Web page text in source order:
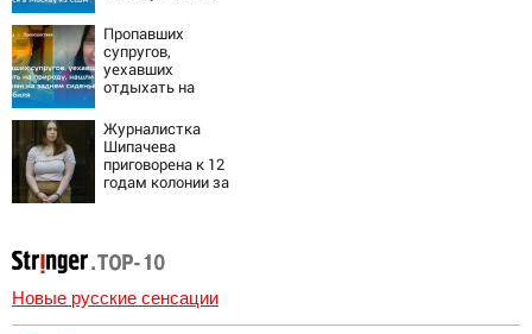
Пропавших
супругов,
уехавших
отдыхать на
мертвыми на
заднем сиденье
автомобиля
Журналистка
Шипачева
приговорена к 12
годам колонии за
Новые русские сенсации